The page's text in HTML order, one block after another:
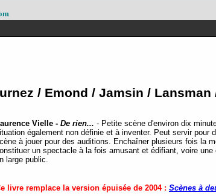
/ Emond / Jamsin /
Vielle - De rien... - Petite scène d'environ dix
également non définie et à inventer. Peut servir pour
à jouer pour des auditions. Enchaîner plusieurs fois la
un spectacle à la fois amusant et édifiant, voire
large public.
livre remplace la version épuisée de 2004 : Scènes à